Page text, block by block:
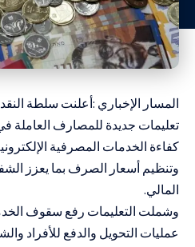
المسار الإخباري :أعلنت سلطة
تعليمات جديدة للمصارف العاملة
كفاءة الخدمات المصرفية
وتنظيم أسعار الصرف بما يعزز
المالي.
وشملت التعليمات رفع سقوف